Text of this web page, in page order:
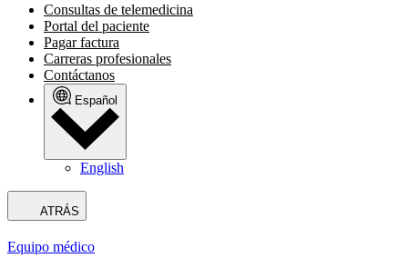
Consultas de telemedicina
Portal del paciente
Pagar factura
Carreras profesionales
Contáctanos
Español
English
ATRÁS
Equipo médico